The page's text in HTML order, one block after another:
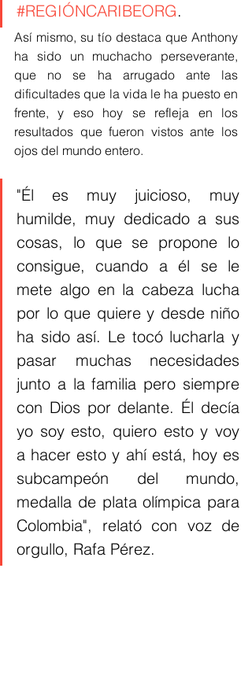
#REGIÓNCARIBEORG.
Así mismo, su tío destaca que Anthony
ha sido un muchacho perseverante,
que no se ha arrugado ante las
dificultades que la vida le ha puesto en
frente, y eso hoy se refleja en los
resultados que fueron vistos ante los
ojos del mundo entero.
"Él es muy juicioso, muy
humilde, muy dedicado a sus
cosas, lo que se propone lo
consigue, cuando a él se le
mete algo en la cabeza lucha
por lo que quiere y desde niño
ha sido así. Le tocó lucharla y
pasar muchas necesidades
junto a la familia pero siempre
con Dios por delante. Él decía
yo soy esto, quiero esto y voy
a hacer esto y ahí está, hoy es
subcampeón del mundo,
medalla de plata olímpica para
Colombia", relató con voz de
orgullo, Rafa Pérez.